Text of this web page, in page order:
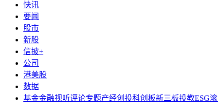
快讯
要闻
股市
新股
信披+
公司
港美股
数据
基金金融视听评论专题产经创投科创板新三板投教ESG